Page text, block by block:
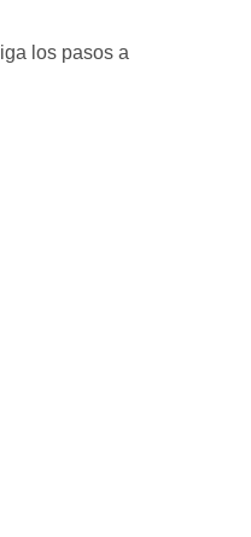
los pasos a